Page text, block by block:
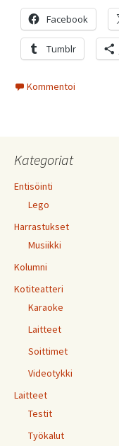
Facebook
Tumblr
Kommentoi
Kategoriat
Entisöinti
Lego
Harrastukset
Musiikki
Kolumni
Kotiteatteri
Karaoke
Laitteet
Soittimet
Videotykki
Laitteet
Testit
Työkalut